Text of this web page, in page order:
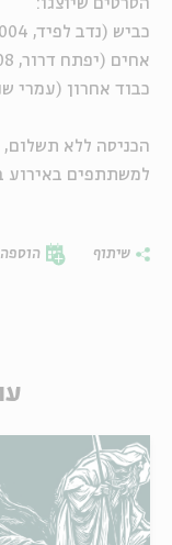
הסרטים שיוצגו:
כביש (נדב לפיד, 2004, ביה"ס סם שפיגל לקולנוע ולטלוויזיה)
אחים (יפתח דרור, 2008, המכללה הטכנולוגית תל חי)
כבוד אחרון (עמרי שנהר, 2010, אוניברסיטת
הכניסה ללא תשלום,
למשתתפים באירוע
שיתוף הוספה